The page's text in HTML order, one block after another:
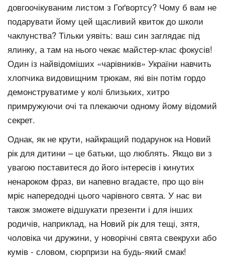
довгоочікуваним листом з Гоґвортсу? Чому б вам не
подарувати йому цей щасливий квиток до школи
чаклунства? Тільки уявіть: ваш син заглядає під
ялинку, а там на нього чекає майстер-клас фокусів!
Один із найвідоміших «чарівників» України навчить
хлопчика видовищним трюкам, які він потім гордо
демонструватиме у колі близьких, хитро
примружуючи очі та плекаючи одному йому відомий
секрет.
Однак, як не крути, найкращий подарунок на Новий
рік для дитини – це батьки, що люблять. Якщо ви з
увагою поставитеся до його інтересів і кинутих
ненароком фраз, ви напевно вгадаєте, про що він
мріє напередодні цього чарівного свята. У нас ви
також зможете відшукати презенти і для інших
родичів, наприклад, на Новий рік для тещі, зятя,
чоловіка чи дружини, у новорічні свята свекрухи або
кумів - словом, сюрпризи на будь-який смак!